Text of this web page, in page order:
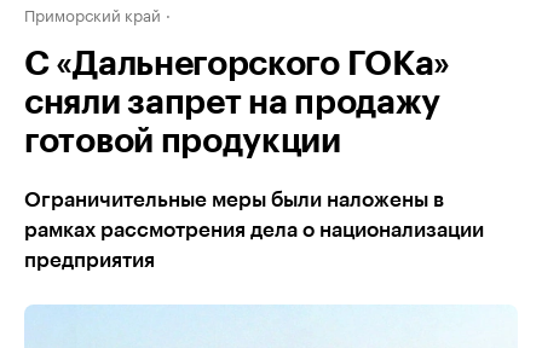
Приморский край
С «Дальнегорского ГОКа»
сняли запрет на продажу
готовой продукции
Ограничительные меры были наложены в
рамках рассмотрения дела о национализации
предприятия